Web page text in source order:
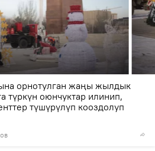
орнотулган жаңы жылдык
түркүн оюнчуктар илинип,
түшүрүлүп кооздолуп